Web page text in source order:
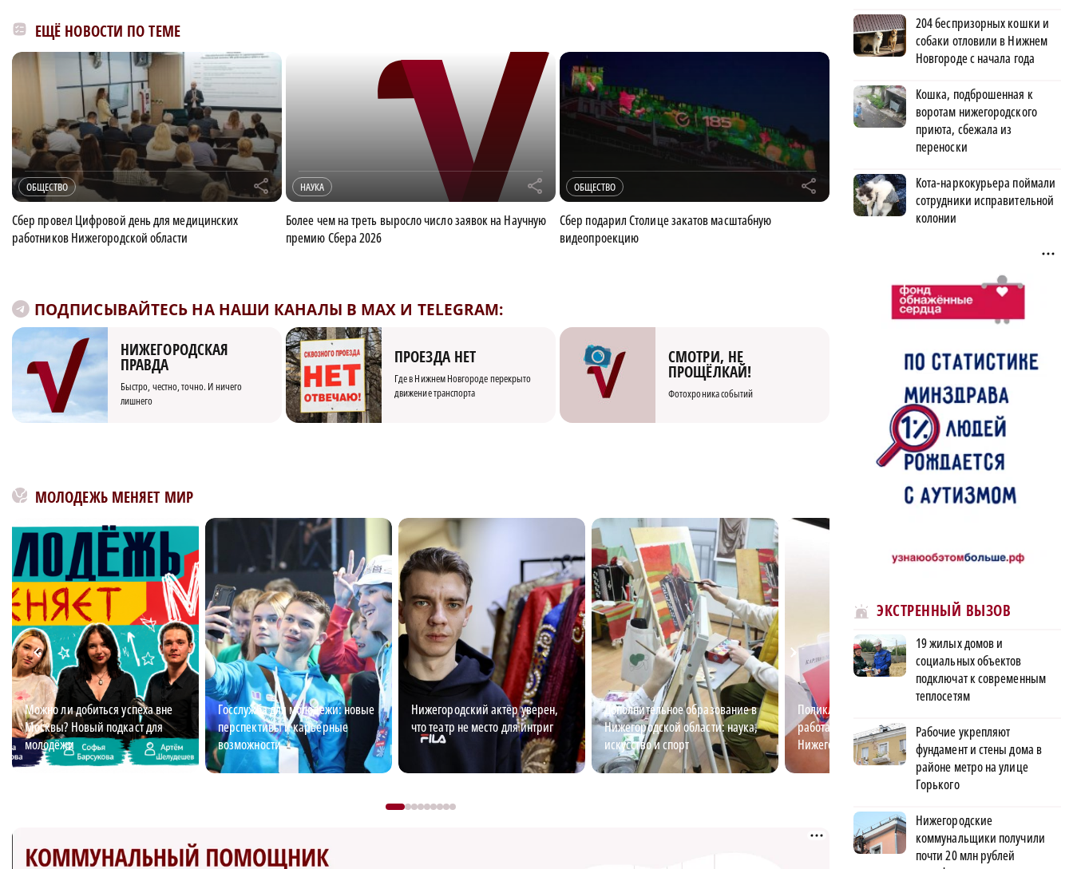
ЕЩЁ НОВОСТИ ПО ТЕМЕ
ОБЩЕСТВО r
Сбер провел Цифровой день для медицинских
работников Нижегородской области
НАУКА r
Более чем на треть выросло число заявок на Научную
премию Сбера 2026
ОБЩЕСТВО r
Сбер подарил Столице закатов масштабную
видеопроекцию
ПОДПИСЫВАЙТЕСЬ НА НАШИ КАНАЛЫ В MAX И TELEGRAM:
НИЖЕГОРОДСКАЯ
ПРАВДА
Быстро, честно, точно. И ничего
лишнего
ПРОЕЗДА НЕТ
Где в Нижнем Новгороде перекрыто
движение транспорта
СМОТРИ, НЕ
ПРОЩЁЛКАЙ!
Фотохроника событий
МОЛОДЕЖЬ МЕНЯЕТ МИР
Можно ли добиться успеха вне
Москвы? Новый подкаст для
молодёжи
Госслужба для молодежи: новые
перспективы и карьерные
возможности
Нижегородский актёр уверен,
что театр не место для интриг
Дополнительное образование в
Нижегородской области: наука,
искусство и спорт
Поликлиника на колесах: как
работают «Поезда здоровья» в
Нижегородской области
Сайфулин
театральном
«Табуретка»
204 беспризорных кошки и
собаки отловили в Нижнем
Новгороде с начала года
Кошка, подброшенная к
воротам нижегородского
приюта, сбежала из
переноски
Кота-наркокурьера поймали
сотрудники исправительной
колонии
ЭКСТРЕННЫЙ ВЫЗОВ
19 жилых домов и
социальных объектов
подключат к современным
теплосетям
Рабочие укрепляют
фундамент и стены дома в
районе метро на улице
Горького
Нижегородские
коммунальщики получили
почти 20 млн рублей